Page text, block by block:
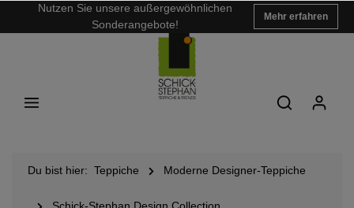
Nutzen Sie unsere außergewöhnlichen
Sonderangebote!
Mehr erfahren
Du bist hier: Teppiche Moderne Designer-Teppiche